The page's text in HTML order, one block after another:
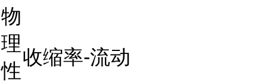
物
理
性
收缩率-流动